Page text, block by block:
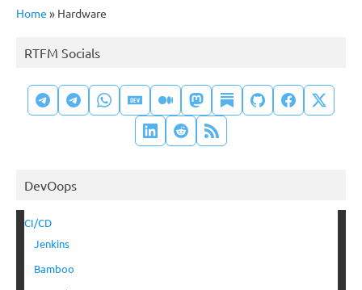
Home » Hardware
RTFM Socials
DevOops
CI/CD
Jenkins
Bamboo